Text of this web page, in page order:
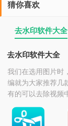
猜你喜欢
去水印软件大全
去水印软件大全
我们在选用图片时
编就为大家推荐几
有的可以去除视频
的没有一点痕迹